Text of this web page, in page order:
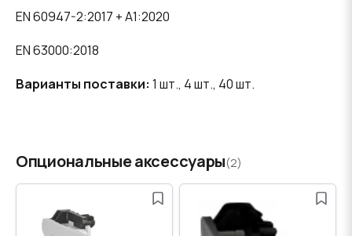
EN 60947-2:2017 + A1:2020
EN 63000:2018
Варианты поставки: 1 шт., 4 шт., 40 шт.
Опциональные аксессуары(2)